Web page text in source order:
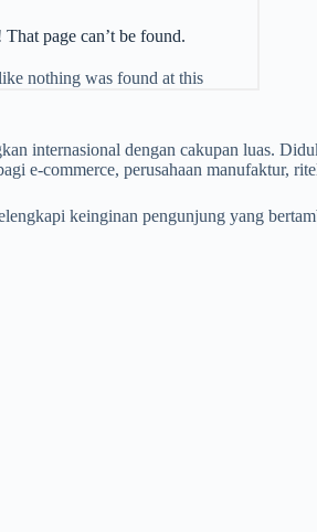
internasional dengan cakupan luas.
e-commerce, perusahaan manufaktur,
keinginan pengunjung yang